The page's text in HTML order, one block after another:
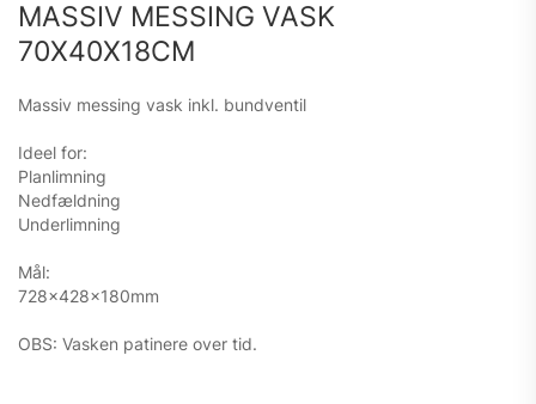
MASSIV MESSING VASK
70X40X18CM
Massiv messing vask inkl. bundventil
Ideel for:
Planlimning
Nedfældning
Underlimning
Mål:
728x428x180mm
OBS: Vasken patinere over tid.